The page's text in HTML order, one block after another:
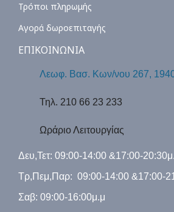
Τρόποι πληρωμής
Αγορά δωροεπιταγής
ΕΠΙΚΟΙΝΩΝΙΑ
Λεωφ. Βασ. Κων/νου 267,
Τηλ. 210 66 23 233
Ωράριο Λειτουργίας
Δευ,Τετ: 09:00-14:00 &17:00-
Τρ,Πεμ,Παρ: 09:00-14:00 &17:00-
Σαβ: 09:00-16:00μ.μ